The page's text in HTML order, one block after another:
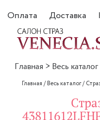
Оплата Доставка
Главная > Весь каталог
Главная /Весь каталог/